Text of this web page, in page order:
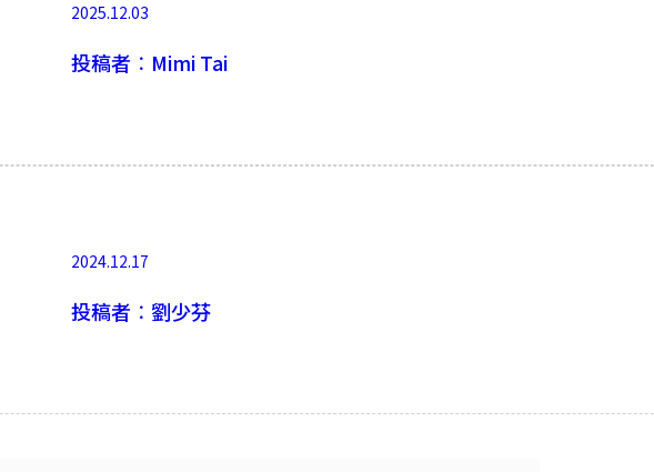
2025.12.03
投稿者︰Mimi Tai
2024.12.17
投稿者︰劉少芬